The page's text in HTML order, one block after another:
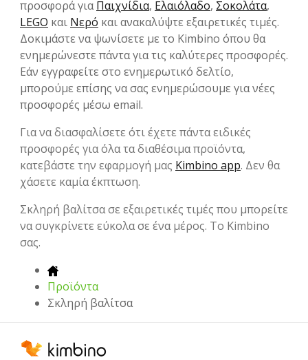
προσφορά γιαΠαιχνίδια, Ελαιόλαδο, Σοκολάτα,
LEGO και Νερό και ανακαλύψτε εξαιρετικές τιμές.
Δοκιμάστε να ψωνίσετε με το Kimbino όπου θα
ενημερώνεστε πάντα για τις καλύτερες προσφορές.
Εάν εγγραφείτε στο ενημερωτικό δελτίο,
μπορούμε επίσης να σας ενημερώσουμε για νέες
προσφορές μέσω email.
Για να διασφαλίσετε ότι έχετε πάντα ειδικές
προσφορές για όλα τα διαθέσιμα προϊόντα,
κατεβάστε την εφαρμογή μας Kimbino app. Δεν θα
χάσετε καμία έκπτωση.
Σκληρή βαλίτσα σε εξαιρετικές τιμές που μπορείτε
να συγκρίνετε εύκολα σε ένα μέρος. Το Kimbino
σας.
Προϊόντα
Σκληρή βαλίτσα